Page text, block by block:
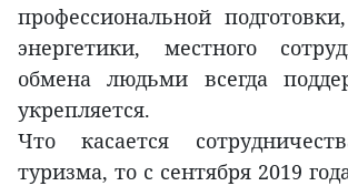
профессиональной
энергетики, местного
обмена людьми всегда
укрепляется.
Что касается
туризма, то с сентября 2019